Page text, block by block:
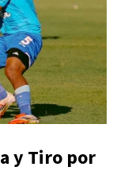
y Tiro por